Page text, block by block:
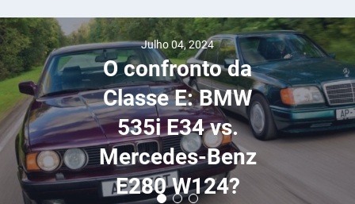
Julho 04, 2024
O confronto da
Classe E: BMW
535i E34 vs.
Mercedes-Benz
E280 W124?